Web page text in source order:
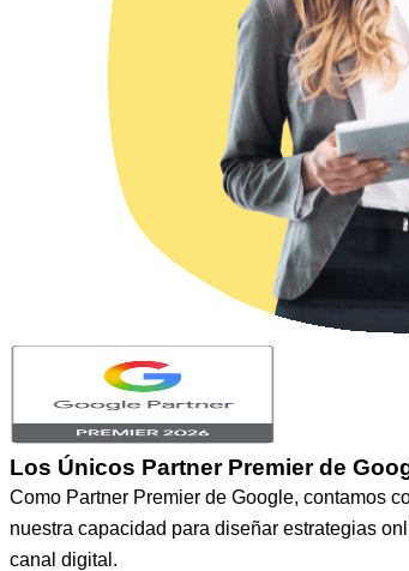
Los Únicos Partner Premier de
Como Partner Premier de Google, contamos
nuestra capacidad para diseñar estrategias
canal digital.